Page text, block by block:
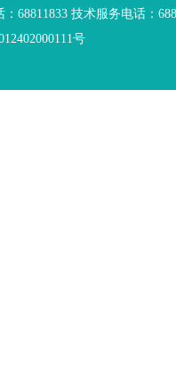
68811833 技术服务电话：
号